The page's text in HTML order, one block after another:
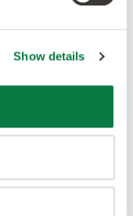
Show details